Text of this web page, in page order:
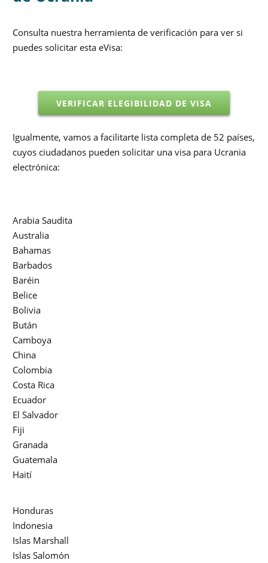
Consulta nuestra herramienta de verificación para ver si
puedes solicitar esta eVisa:
VERIFICAR ELEGIBILIDAD DE VISA
Igualmente, vamos a facilitarte lista completa de 52 países,
cuyos ciudadanos pueden solicitar una visa para Ucrania
electrónica:
Arabia Saudita
Australia
Bahamas
Barbados
Baréin
Belice
Bolivia
Bután
Camboya
China
Colombia
Costa Rica
Ecuador
El Salvador
Fiji
Granada
Guatemala
Haití
Honduras
Indonesia
Islas Marshall
Islas Salomón